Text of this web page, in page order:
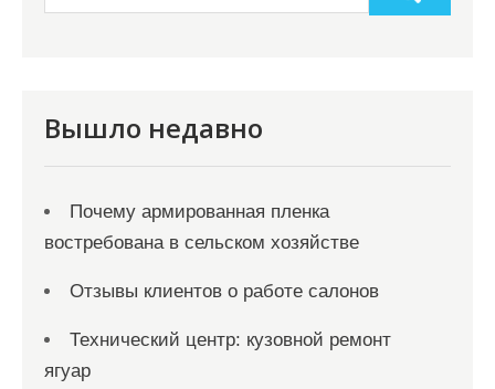
Вышло недавно
Почему армированная пленка
востребована в сельском хозяйстве
Отзывы клиентов о работе салонов
Технический центр: кузовной ремонт
ягуар